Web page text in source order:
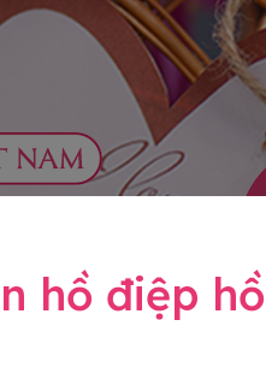
hồ điệp